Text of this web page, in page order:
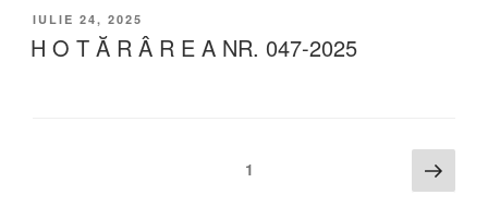
IULIE 24, 2025
H O T Ă R Â R E A NR. 047-2025
1